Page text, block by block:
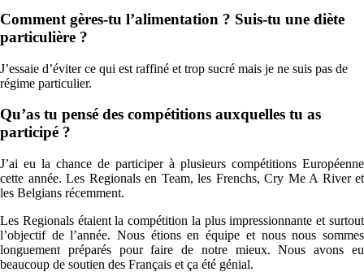
Comment gères-tu l’alimentation ? Suis-tu une diète
particulière ?
J’essaie d’éviter ce qui est raffiné et trop sucré mais je ne suis pas de
régime particulier.
Qu’as tu pensé des compétitions auxquelles tu as
participé ?
J’ai eu la chance de participer à plusieurs compétitions Européenne
cette année. Les Regionals en Team, les Frenchs, Cry Me A River et
les Belgians récemment.
Les Regionals étaient la compétition la plus impressionnante et surtout
l’objectif de l’année. Nous étions en équipe et nous nous sommes
longuement préparés pour faire de notre mieux. Nous avons eu
beaucoup de soutien des Français et ça été génial.